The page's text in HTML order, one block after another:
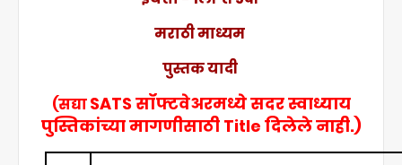
मराठी माध्यम
पुस्तक यादी
(सद्याSATS सॉफ्टवेअरमध्ये सदर स्वाध्याय
पुस्तिकांच्या मागणीसाठी Title दिलेले नाही.)